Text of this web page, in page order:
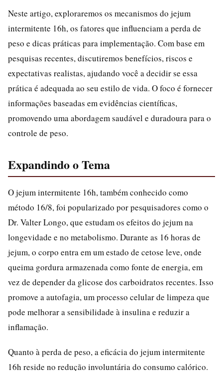
Neste artigo, exploraremos os mecanismos do jejum
intermitente 16h, os fatores que influenciam a perda de
peso e dicas práticas para implementação. Com base em
pesquisas recentes, discutiremos benefícios, riscos e
expectativas realistas, ajudando você a decidir se essa
prática é adequada ao seu estilo de vida. O foco é fornecer
informações baseadas em evidências científicas,
promovendo uma abordagem saudável e duradoura para o
controle de peso.
Expandindo o Tema
O jejum intermitente 16h, também conhecido como
método 16/8, foi popularizado por pesquisadores como o
Dr. Valter Longo, que estudam os efeitos do jejum na
longevidade e no metabolismo. Durante as 16 horas de
jejum, o corpo entra em um estado de cetose leve, onde
queima gordura armazenada como fonte de energia, em
vez de depender da glicose dos carboidratos recentes. Isso
promove a autofagia, um processo celular de limpeza que
pode melhorar a sensibilidade à insulina e reduzir a
inflamação.
Quanto à perda de peso, a eficácia do jejum intermitente
16h reside no redução involuntária do consumo calórico.